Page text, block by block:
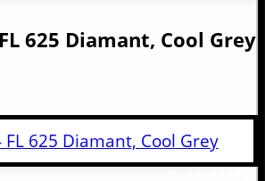
625 Diamant, Cool Grey